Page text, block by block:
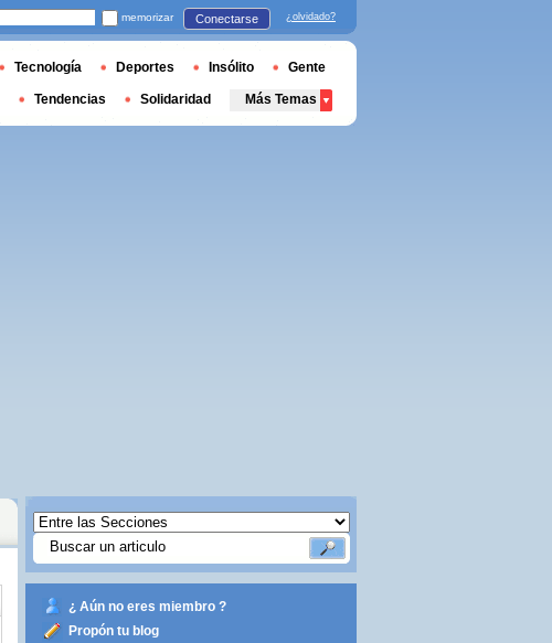
¿ Aún no eres miembro ?
Propón tu blog
memorizar Conectarse ¿olvidado?
Tecnología Deportes Insólito Gente
Tendencias Solidaridad Más Temas